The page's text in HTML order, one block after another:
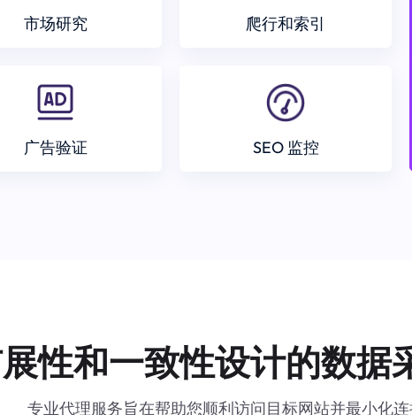
市场研究 爬行和索引
广告验证 SEO 监控
性和一致性设计的数据
专业代理服务旨在帮助您顺利访问目标网站并最小化连